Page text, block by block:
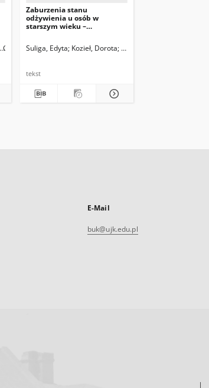
Głuszek-Osuch, Martyna Odrobina, Dominik
Zaburzenia stanu
odżywienia u osób w
starszym wieku –
drugie poszerzone i
Suliga, Edyta Kozieł, Dorota Głuszek-Osuch, Martyna
tekst
E-Mail
buk@ujk.edu.pl